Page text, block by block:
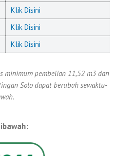
Klik Disini
Klik Disini
Klik Disini
minimum pembelian 11,52 m3 dan
Solo dapat berubah sewaktu-